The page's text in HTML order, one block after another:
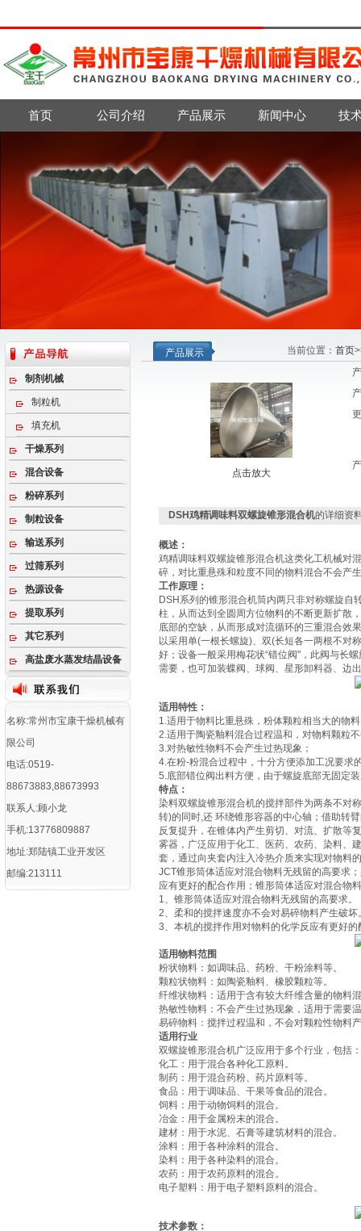
首页 公司介绍 产品展示 新闻中心 技
制剂机械
制粒机
填充机
干燥系列
混合设备
粉碎系列
制粒设备
输送系列
过筛系列
热源设备
提取系列
其它系列
高盐废水蒸发结晶设备
名称:常州市宝康干燥机械有
限公司
电话:0519-
88673883,88673993
联系人:顾小龙
手机:13776809887
地址:郑陆镇工业开发区
邮编:213111
产品展示 当前位置： 首页
点击放大
DSH鸡精调味料双螺旋锥形混合机的详细资
概述：
鸡精调味料双螺旋锥形混合机这类化工机械对
碎，对比重悬殊和粒度不同的物料混合不会产
工作原理：
DSH系列的锥形混合机筒内两只非对称螺旋自
柱，从而达到全圆周方位物料的不断更新扩散
底部的空缺，从而形成对流循环的三重混合效
以采用单(一根长螺旋)、双(长短各一两根不对
好；设备一般采用梅花状“错位阀"，此阀与长
需要，也可加装蝶阀、球阀、星形卸料器、边
适用特性：
1.适用于物料比重悬殊，粉体颗粒相当大的物
2.适用于陶瓷釉料混合过程温和，对物料颗粒
3.对热敏性物料不会产生过热现象；
4.在粉-粉混合过程中，十分方便添加工况要求
5.底部错位阀出料方便，由于螺旋底部无固定
特点：
染料双螺旋锥形混合机的搅拌部件为两条不对
转)的同时,还 环绕锥形容器的中心轴；借助转
反复提升，在锥体内产生剪切、对流、扩散等
雾器，广泛应用于化工、医药、农药、染料、
套，通过向夹套内注入冷热介质来实现对物料
JCT锥形筒体适应对混合物料无残留的高要求
应有更好的配合作用；锥形筒体适应对混合物
1、锥形筒体适应对混合物料无残留的高要求。
2、柔和的搅拌速度亦不会对易碎物料产生破坏
3、本机的搅拌作用对物料的化学反应有更好的
适用物料范围
‌粉状物料‌：如调味品、药粉、干粉涂料等‌。
‌颗粒状物料‌：如陶瓷釉料、橡胶颗粒等‌。
纤维状物料‌：适用于含有较大纤维含量的物料
热敏性物料‌：不会产生过热现象，适用于需要
易碎物料‌：搅拌过程温和，不会对颗粒性物料
适用行业
双螺旋锥形混合机广泛应用于多个行业，包括：
‌化工‌：用于混合各种化工原料。
‌制药‌：用于混合药粉、药片原料等。
‌食品‌：用于调味品、干果等食品的混合。
‌饲料‌：用于动物饲料的混合。
‌冶金‌：用于金属粉末的混合。
‌建材‌：用于水泥、石膏等建筑材料的混合。
‌涂料‌：用于各种涂料的混合。
‌染料‌：用于各种染料的混合。
‌农药‌：用于农药原料的混合。
‌电子塑料‌：用于电子塑料原料的混合。
技术参数：